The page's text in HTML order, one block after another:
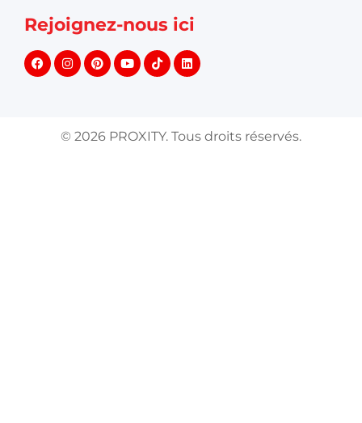
Rejoignez-nous ici
© 2026 PROXITY. Tous droits réservés.